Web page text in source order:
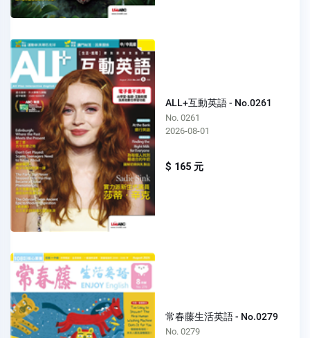
ALL+互動英語 - No.0261
No. 0261
2026-08-01
$ 165 元
常春藤生活英語 - No.0279
No. 0279